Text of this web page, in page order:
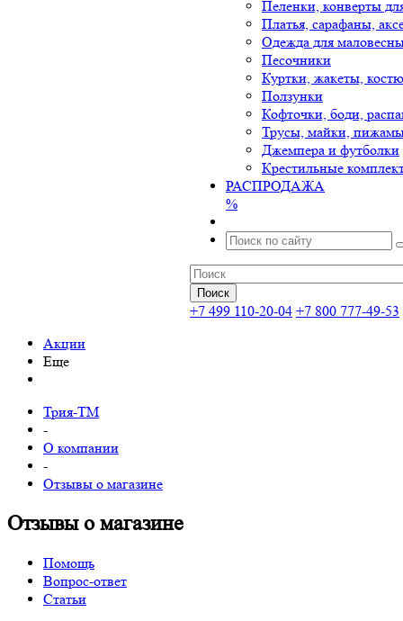
Пеленки, конверты
Платья, сарафаны,
Одежда для
Песочники
Куртки, жакеты,
Ползунки
Кофточки, боди,
Трусы, майки,
Джемпера и футболки
Крестильные
РАСПРОДАЖА
%
+7 499 110-20-04 +7 800 777-49-53
Акции
Еще
Трия-ТМ
-
О компании
-
Отзывы о магазине
Отзывы о магазине
Помощь
Вопрос-ответ
Статьи